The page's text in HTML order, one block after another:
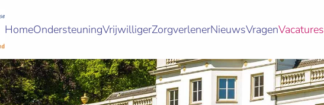
HomeOndersteuningVrijwilligerZorgverlenerNieuwsVragenVacatures